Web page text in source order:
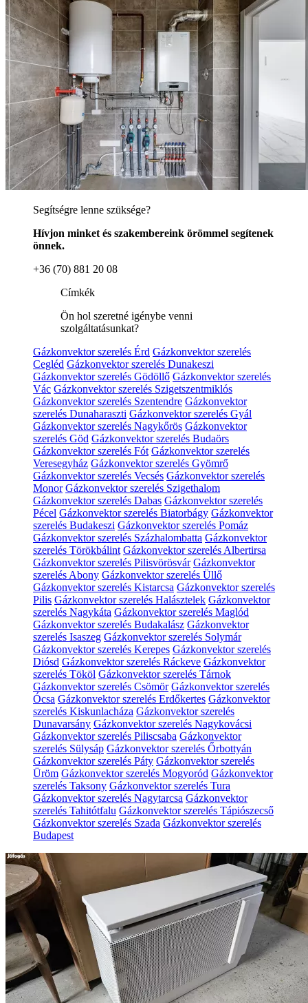
Segítségre lenne szüksége?
Hívjon minket és szakembereink örömmel segítenek
önnek.
+36 (70) 881 20 08
Címkék
Ön hol szeretné igénybe venni
szolgáltatásunkat?
Gázkonvektor szerelés Érd Gázkonvektor szerelés
Cegléd Gázkonvektor szerelés Dunakeszi
Gázkonvektor szerelés Gödöllő Gázkonvektor szerelés
Vác Gázkonvektor szerelés Szigetszentmiklós
Gázkonvektor szerelés Szentendre Gázkonvektor
szerelés Dunaharaszti Gázkonvektor szerelés Gyál
Gázkonvektor szerelés Nagykőrös Gázkonvektor
szerelés Göd Gázkonvektor szerelés Budaörs
Gázkonvektor szerelés Fót Gázkonvektor szerelés
Veresegyház Gázkonvektor szerelés Gyömrő
Gázkonvektor szerelés Vecsés Gázkonvektor szerelés
Monor Gázkonvektor szerelés Szigethalom
Gázkonvektor szerelés Dabas Gázkonvektor szerelés
Pécel Gázkonvektor szerelés Biatorbágy Gázkonvektor
szerelés Budakeszi Gázkonvektor szerelés Pomáz
Gázkonvektor szerelés Százhalombatta Gázkonvektor
szerelés Törökbálint Gázkonvektor szerelés Albertirsa
Gázkonvektor szerelés Pilisvörösvár Gázkonvektor
szerelés Abony Gázkonvektor szerelés Üllő
Gázkonvektor szerelés Kistarcsa Gázkonvektor szerelés
Pilis Gázkonvektor szerelés Halásztelek Gázkonvektor
szerelés Nagykáta Gázkonvektor szerelés Maglód
Gázkonvektor szerelés Budakalász Gázkonvektor
szerelés Isaszeg Gázkonvektor szerelés Solymár
Gázkonvektor szerelés Kerepes Gázkonvektor szerelés
Diósd Gázkonvektor szerelés Ráckeve Gázkonvektor
szerelés Tököl Gázkonvektor szerelés Tárnok
Gázkonvektor szerelés Csömör Gázkonvektor szerelés
Ócsa Gázkonvektor szerelés Erdőkertes Gázkonvektor
szerelés Kiskunlacháza Gázkonvektor szerelés
Dunavarsány Gázkonvektor szerelés Nagykovácsi
Gázkonvektor szerelés Piliscsaba Gázkonvektor
szerelés Sülysáp Gázkonvektor szerelés Őrbottyán
Gázkonvektor szerelés Páty Gázkonvektor szerelés
Üröm Gázkonvektor szerelés Mogyoród Gázkonvektor
szerelés Taksony Gázkonvektor szerelés Tura
Gázkonvektor szerelés Nagytarcsa Gázkonvektor
szerelés Tahitótfalu Gázkonvektor szerelés Tápiószecső
Gázkonvektor szerelés Szada Gázkonvektor szerelés
Budapest